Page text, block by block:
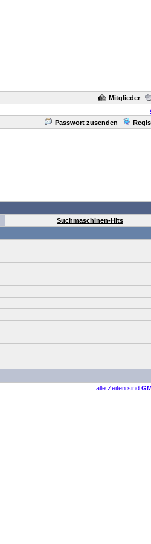
Mitglieder
Passwort zusenden
Suchmaschinen-Hits
alle Zeiten sind